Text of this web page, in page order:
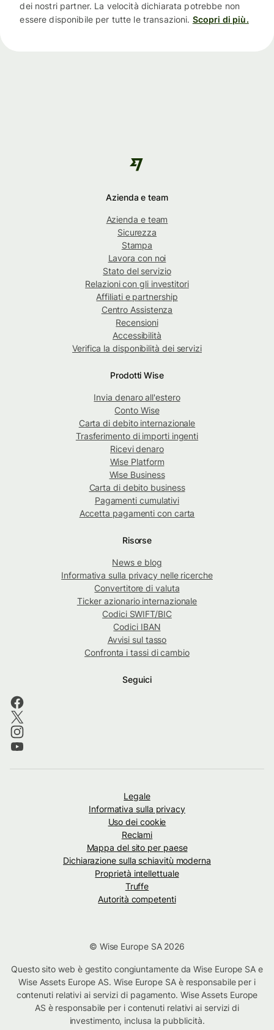
dei nostri partner. La velocità dichiarata potrebbe non
essere disponibile per tutte le transazioni. Scopri di più.
Azienda e team
Azienda e team
Sicurezza
Stampa
Lavora con noi
Stato del servizio
Relazioni con gli investitori
Affiliati e partnership
Centro Assistenza
Recensioni
Accessibilità
Verifica la disponibilità dei servizi
Prodotti Wise
Invia denaro all'estero
Conto Wise
Carta di debito internazionale
Trasferimento di importi ingenti
Ricevi denaro
Wise Platform
Wise Business
Carta di debito business
Pagamenti cumulativi
Accetta pagamenti con carta
Risorse
News e blog
Informativa sulla privacy nelle ricerche
Convertitore di valuta
Ticker azionario internazionale
Codici SWIFT/BIC
Codici IBAN
Avvisi sul tasso
Confronta i tassi di cambio
Seguici
Legale
Informativa sulla privacy
Uso dei cookie
Reclami
Mappa del sito per paese
Dichiarazione sulla schiavitù moderna
Proprietà intellettuale
Truffe
Autorità competenti
© Wise Europe SA 2026
Questo sito web è gestito congiuntamente da Wise Europe SA e
Wise Assets Europe AS. Wise Europe SA è responsabile per i
contenuti relativi ai servizi di pagamento. Wise Assets Europe
AS è responsabile per i contenuti relativi ai servizi di
investimento, inclusa la pubblicità.